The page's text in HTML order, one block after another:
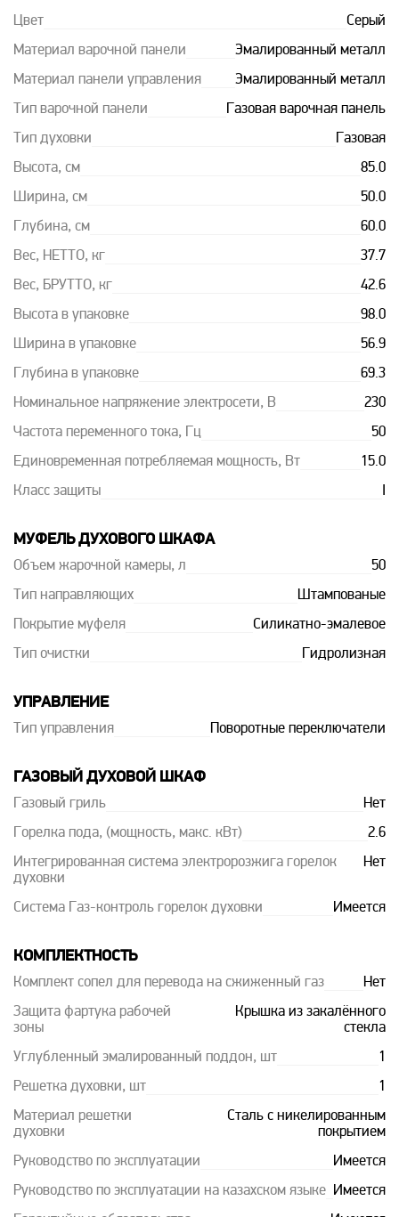
Цвет Серый
Материал варочной панели Эмалированный металл
Материал панели управления Эмалированный металл
Тип варочной панели Газовая варочная панель
Тип духовки Газовая
Высота, см 85.0
Ширина, см 50.0
Глубина, см 60.0
Вес, НЕТТО, кг 37.7
Вес, БРУТТО, кг 42.6
Высота в упаковке 98.0
Ширина в упаковке 56.9
Глубина в упаковке 69.3
Номинальное напряжение электросети, В 230
Частота переменного тока, Гц 50
Единовременная потребляемая мощность, Вт 15.0
Класс защиты
МУФЕЛЬ ДУХОВОГО ШКАФА
Объем жарочной камеры, л 50
Тип направляющих Штампованые
Покрытие муфеля Силикатно-эмалевое
Тип очистки Гидролизная
УПРАВЛЕНИЕ
Тип управления Поворотные переключатели
ГАЗОВЫЙ ДУХОВОЙ ШКАФ
Газовый гриль Нет
Горелка пода, (мощность, макс. кВт) 2.6
Интегрированная система электророзжига горелок
духовки
Нет
Система Газ-контроль горелок духовки Имеется
КОМПЛЕКТНОСТЬ
Комплект сопел для перевода на сжиженный газ Нет
Защита фартука рабочей
зоны
Крышка из закалённого
стекла
Углубленный эмалированный поддон, шт 1
Решетка духовки, шт 1
Материал решетки
духовки
Сталь с никелированным
покрытием
Руководство по эксплуатации Имеется
Руководство по эксплуатации на казахском языке Имеется